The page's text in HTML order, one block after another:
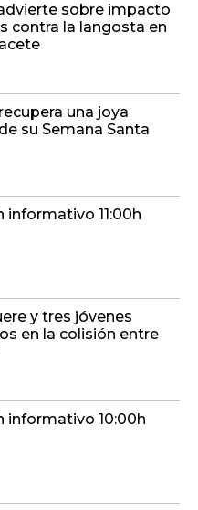
sobre impacto
contra la langosta en
una joya
su Semana Santa
11:00h
y tres jóvenes
en la colisión entre
informativo 10:00h